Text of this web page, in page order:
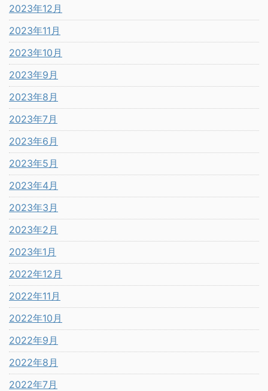
2023年12月
2023年11月
2023年10月
2023年9月
2023年8月
2023年7月
2023年6月
2023年5月
2023年4月
2023年3月
2023年2月
2023年1月
2022年12月
2022年11月
2022年10月
2022年9月
2022年8月
2022年7月